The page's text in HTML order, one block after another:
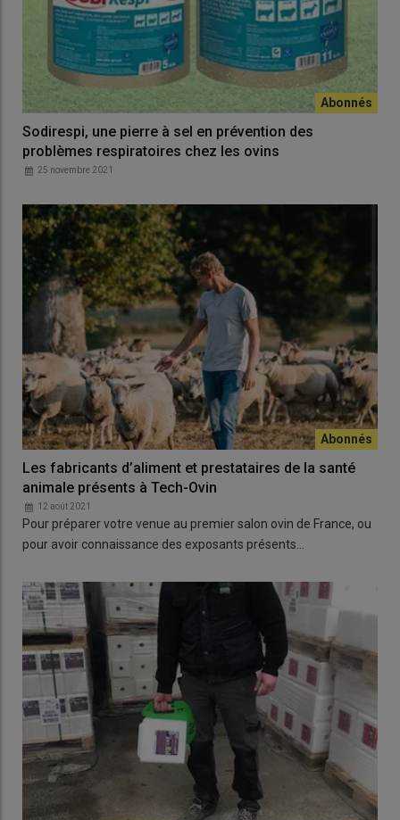
Sodirespi, une pierre à sel en prévention des
problèmes respiratoires chez les ovins
25 novembre 2021
Les fabricants d’aliment et prestataires de la santé
animale présents à Tech-Ovin
12 août 2021
Pour préparer votre venue au premier salon ovin de France, ou
pour avoir connaissance des exposants présents…